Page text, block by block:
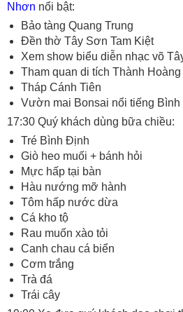
Nhơn nổi bật:
Bảo tàng Quang Trung
Đền thờ Tây Sơn Tam Kiệt
Xem show biểu diễn nhạc võ
Tham quan di tích Thành
Tháp Cánh Tiên
Vườn mai Bonsai nổi tiếng
17:30 Quý khách dùng bữa chiều:
Tré Bình Định
Giò heo muối + bánh hỏi
Mực hấp tại bàn
Hàu nướng mỡ hành
Tôm hấp nước dừa
Cá kho tộ
Rau muốn xào tỏi
Canh chau cá biển
Cơm trắng
Trà đá
Trái cây